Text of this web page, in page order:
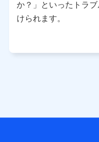
※ dポイントクラブ会員
日以降、一度もdポイン
個人データは、こちら
用します。
か？」といったトラ
けられます。